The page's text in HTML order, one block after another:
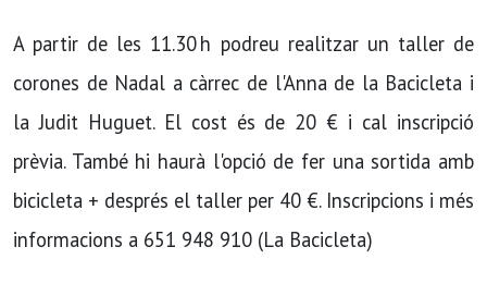
A partir de les 11.30 h podreu realitzar un taller de
corones de Nadal a càrrec de l'Anna de la Bacicleta i
la Judit Huguet. El cost és de 20 € i cal inscripció
prèvia. També hi haurà l'opció de fer una sortida amb
bicicleta + després el taller per 40 €. Inscripcions i més
informacions a 651 948 910 (La Bacicleta)